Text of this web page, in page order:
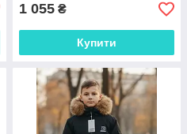
1 055 ₴
Купити